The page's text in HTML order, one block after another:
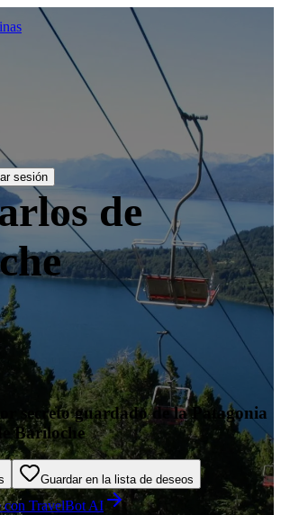
sesión
de
secreto guardado de la Patagonia
Bariloche
Guardar en la lista de deseos
con TravelBot AI